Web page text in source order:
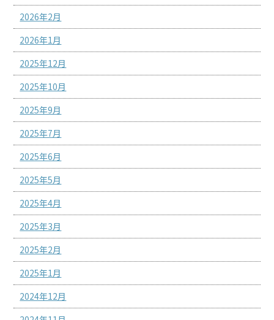
2026年2月
2026年1月
2025年12月
2025年10月
2025年9月
2025年7月
2025年6月
2025年5月
2025年4月
2025年3月
2025年2月
2025年1月
2024年12月